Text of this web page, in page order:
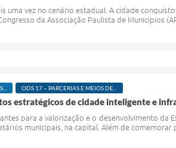
uma vez no cenário estadual. A cidade
da Associação Paulista de Municípios
ODS 17 – PARCERIAS E MEIOS DE...
estratégicos de cidade inteligente e
para a valorização e o desenvolvimento da
municipais, na capital. Além de comemorar